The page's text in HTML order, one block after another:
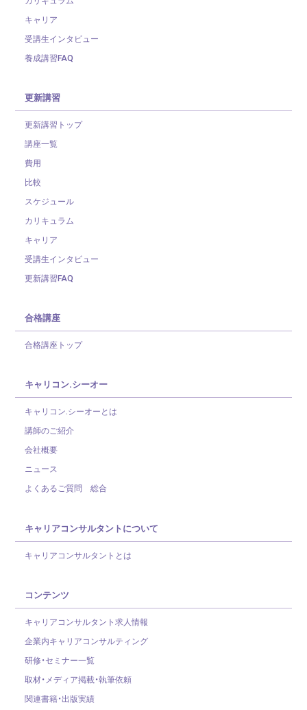
キャリア
受講生インタビュー
養成講習FAQ
更新講習
更新講習トップ
講座一覧
費用
比較
スケジュール
カリキュラム
キャリア
受講生インタビュー
更新講習FAQ
合格講座
合格講座トップ
キャリコン.シーオー
キャリコン.シーオーとは
講師のご紹介
会社概要
ニュース
よくあるご質問 総合
キャリアコンサルタントについて
キャリアコンサルタントとは
コンテンツ
キャリアコンサルタント求人情報
企業内キャリアコンサルティング
研修・セミナー一覧
取材・メディア掲載・執筆依頼
関連書籍・出版実績